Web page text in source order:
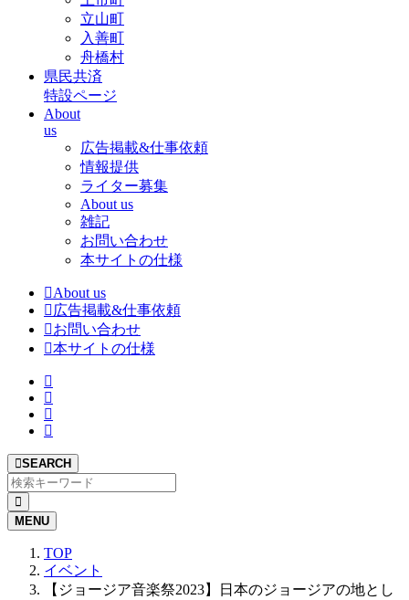
立山町
入善町
舟橋村
県民共済
特設ページ
About
us
広告掲載&仕事依頼
情報提供
ライター募集
About us
雑記
お問い合わせ
本サイトの仕様
About us
広告掲載&仕事依頼
お問い合わせ
本サイトの仕様
SEARCH
MENU
TOP
イベント
【ジョージア音楽祭2023】日本のジョージアの地とし